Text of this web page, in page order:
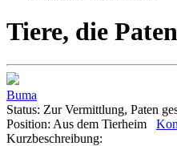
Tiere, die
Buma
Status: Zur Vermittlung, Paten
Position: Aus dem Tierheim
Kurzbeschreibung: